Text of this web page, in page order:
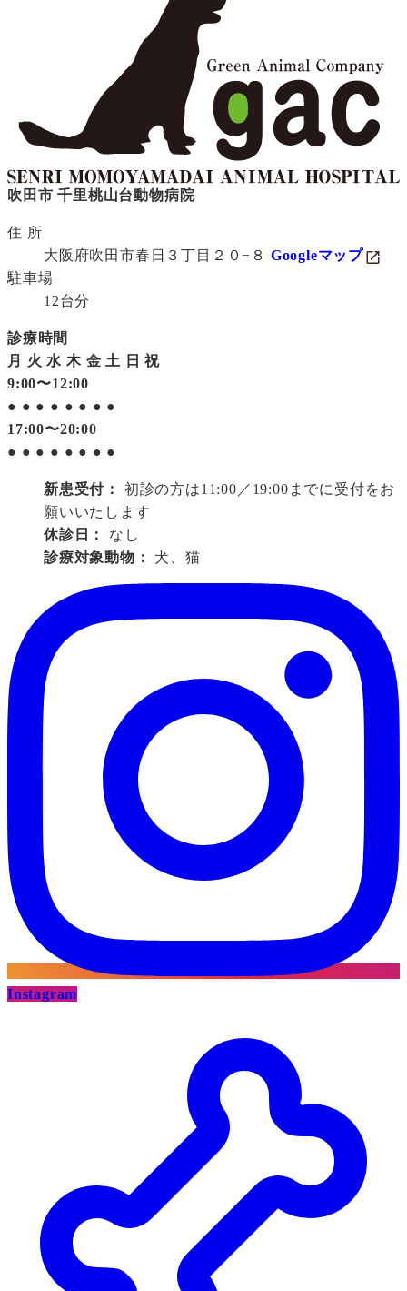
吹田市 千里桃山台動物病院
住 所
大阪府吹田市春日３丁目２０−８ Googleマップ
駐車場
12台分
診療時間
月
火 水 木 金 土 日 祝
9:00〜12:00
● ● ● ● ● ● ● ●
17:00〜20:00
● ● ● ● ● ● ● ●
新患受付：
初診の方は11:00／19:00までに受付をお
願いいたします
休診日：
なし
診療対象動物：
犬、猫
Instagram